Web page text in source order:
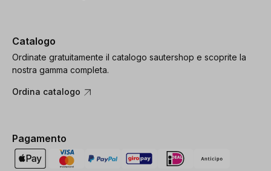
Catalogo
Ordinate gratuitamente il catalogo sautershop e scoprite la
nostra gamma completa.
Ordina catalogo
Pagamento